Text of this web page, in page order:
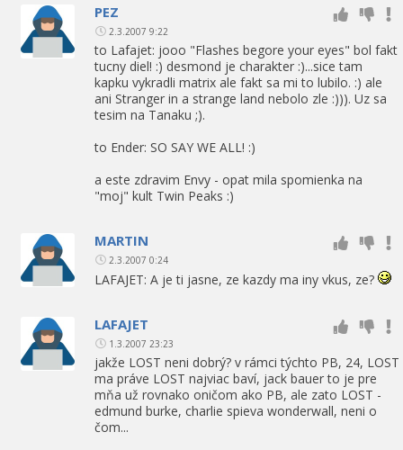
PEZ
2.3.2007 9:22
to Lafajet: jooo "Flashes begore your eyes" bol fakt
tucny diel! :) desmond je charakter :)...sice tam
kapku vykradli matrix ale fakt sa mi to lubilo. :) ale
ani Stranger in a strange land nebolo zle :))). Uz sa
tesim na Tanaku ;).
to Ender: SO SAY WE ALL! :)
a este zdravim Envy - opat mila spomienka na
"moj" kult Twin Peaks :)
MARTIN
2.3.2007 0:24
LAFAJET: A je ti jasne, ze kazdy ma iny vkus, ze?
LAFAJET
1.3.2007 23:23
jakže LOST neni dobrý? v rámci týchto PB, 24, LOST
ma práve LOST najviac baví, jack bauer to je pre
mňa už rovnako oničom ako PB, ale zato LOST -
edmund burke, charlie spieva wonderwall, neni o
čom...